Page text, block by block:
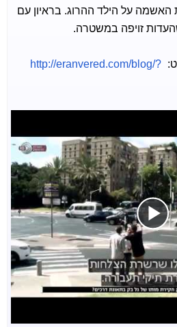
האשמה על הילד ההרוג. בראיון עם
זויפה במשטרה.
http://eranvered.com/blog/?